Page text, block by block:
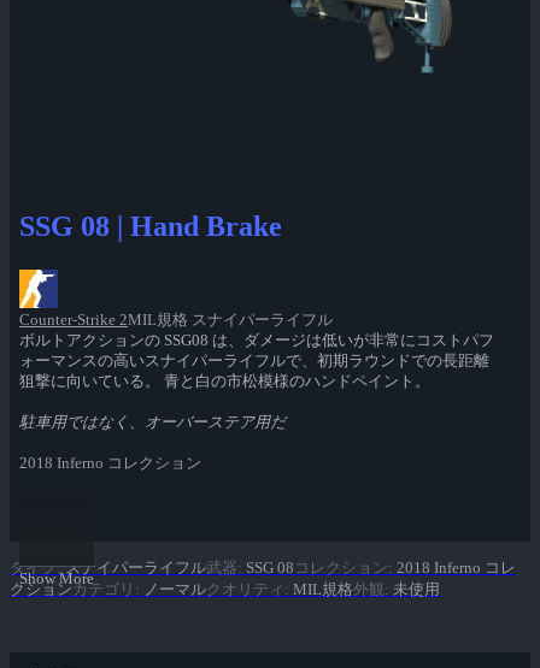
SSG 08 | Hand Brake
Counter-Strike 2MIL規格 スナイパーライフル
ボルトアクションの SSG08 は、ダメージは低いが非常にコストパフ
ォーマンスの高いスナイパーライフルで、初期ラウンドでの長距離
狙撃に向いている。 青と白の市松模様のハンドペイント。
駐車用ではなく、オーバーステア用だ
2018 Inferno コレクション
Show More
タイプ: スナイパーライフル武器: SSG 08 コレクション: 2018 Inferno コレ
クションカテゴリ : ノーマルクオリティ : MIL規格外観: 未使用